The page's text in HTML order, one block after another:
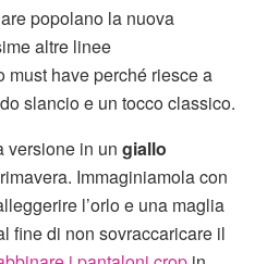
popolano la nuova
altre linee
must have perché riesce a
slancio e un tocco classico.
versione in un giallo
Immaginiamola con
l’orlo e una maglia
fine di non sovraccaricare il